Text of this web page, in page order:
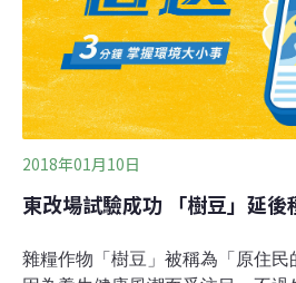
不是訓練有素的植物專家，多只
得曾親見其植株樣貌。其中《重
纂輯）提及：「番豆，大至合抱，
2018年01月10日
東改場試驗成功 「樹豆」延後
雜糧作物「樹豆」被稱為「原住